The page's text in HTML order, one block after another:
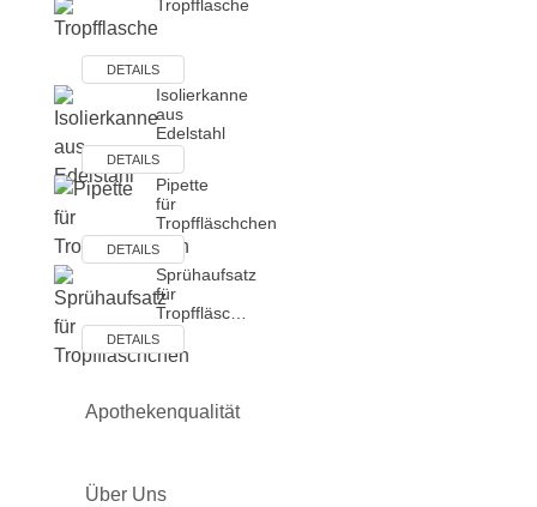
Tropfflasche
DETAILS
Isolierkanne
aus
Edelstahl
DETAILS
Pipette
für
Tropffläschchen
DETAILS
Sprühaufsatz
für
Tropffläsc…
DETAILS
Apothekenqualität
Über Uns